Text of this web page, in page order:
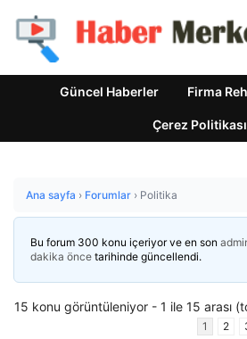
Güncel Haberler Firma
Çerez Politikası
Ana sayfa › Forumlar › Politika
Bu forum 300 konu içeriyor ve en son
dakika önce tarihinde güncellendi.
15 konu görüntüleniyor - 1 ile 15 arası
1 2